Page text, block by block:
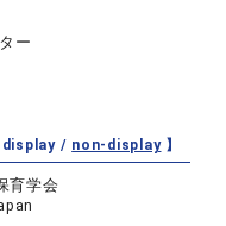
ー
display / non-display】
育学会